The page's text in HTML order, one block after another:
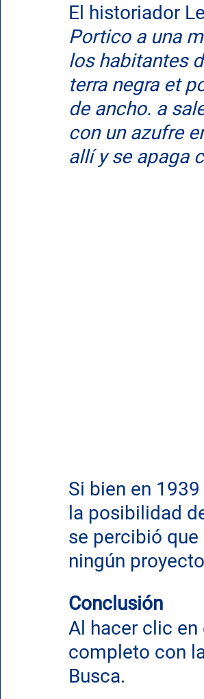
El historiador
Portico a una
los habitantes
terra negra et
de ancho. a
con un azufre
allí y se apaga
Si bien en
la posibilidad
se percibió
ningún
Conclusión
Al hacer clic en
completo con
Busca.